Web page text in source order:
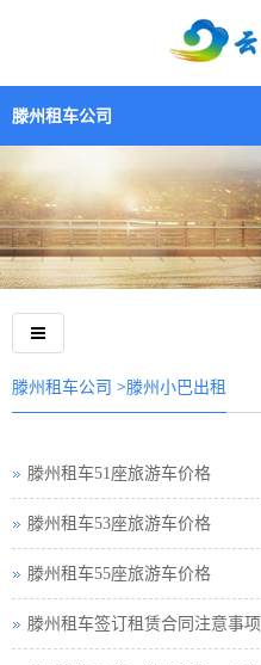
滕州租车公司
滕州租车公司 >滕州小巴出租
滕州租车51座旅游车价格
滕州租车53座旅游车价格
滕州租车55座旅游车价格
滕州租车签订租赁合同注意事项